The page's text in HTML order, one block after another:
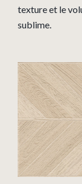
texture et le
sublime.